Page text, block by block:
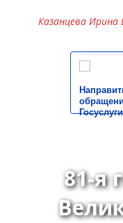
Казанцева Ирина
Госуслуги
81-я